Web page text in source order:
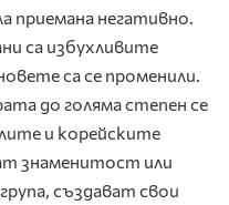
приемана негативно.
са избухливите
са се променили.
до голяма степен се
и корейските
знаменитост или
създават свои